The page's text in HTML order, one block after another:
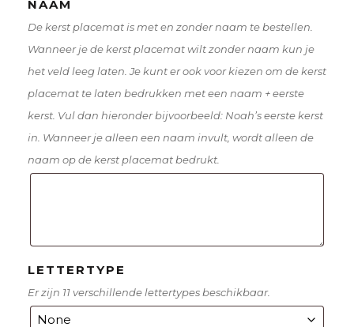
NAAM
De kerst placemat is met en zonder naam te bestellen.
Wanneer je de kerst placemat wilt zonder naam kun je
het veld leeg laten. Je kunt er ook voor kiezen om de kerst
placemat te laten bedrukken met een naam + eerste
kerst. Vul dan hieronder bijvoorbeeld: Noah’s eerste kerst
in. Wanneer je alleen een naam invult, wordt alleen de
naam op de kerst placemat bedrukt.
LETTERTYPE
Er zijn 11 verschillende lettertypes beschikbaar.